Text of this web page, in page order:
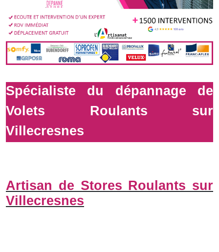
Spécialiste du dépannage de
Volets Roulants sur
Villecresnes
Artisan de Stores Roulants sur
Villecresnes